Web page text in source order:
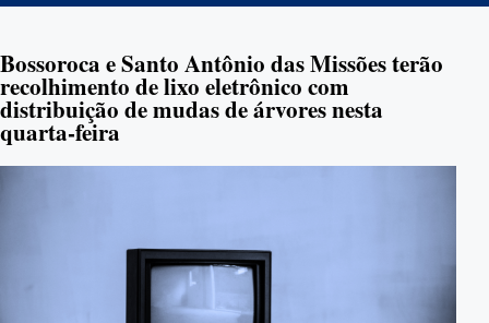
Bossoroca e Santo Antônio das Missões terão
recolhimento de lixo eletrônico com
distribuição de mudas de árvores nesta
quarta-feira